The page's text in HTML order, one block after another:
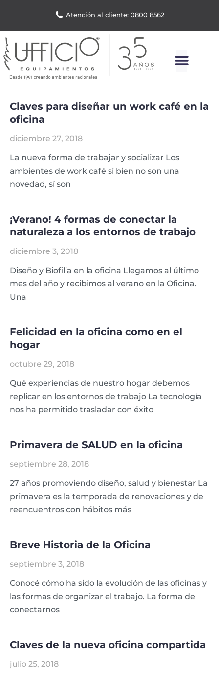
Atención al cliente: 0800 8562
Claves para diseñar un work café en la
oficina
diciembre 27, 2018
La nueva forma de trabajar y socializar Los
ambientes de work café si bien no son una
novedad, sí son
¡Verano! 4 formas de conectar la
naturaleza a los entornos de trabajo
diciembre 3, 2018
Diseño y Biofilia en la oficina Llegamos al último
mes del año y recibimos al verano en la Oficina.
Una
Felicidad en la oficina como en el
hogar
octubre 29, 2018
Qué experiencias de nuestro hogar debemos
replicar en los entornos de trabajo La tecnología
nos ha permitido trasladar con éxito
Primavera de SALUD en la oficina
septiembre 28, 2018
27 años promoviendo diseño, salud y bienestar La
primavera es la temporada de renovaciones y de
reencuentros con hábitos más
Breve Historia de la Oficina
septiembre 3, 2018
Conocé cómo ha sido la evolución de las oficinas y
las formas de organizar el trabajo. La forma de
conectarnos
Claves de la nueva oficina compartida
julio 25, 2018